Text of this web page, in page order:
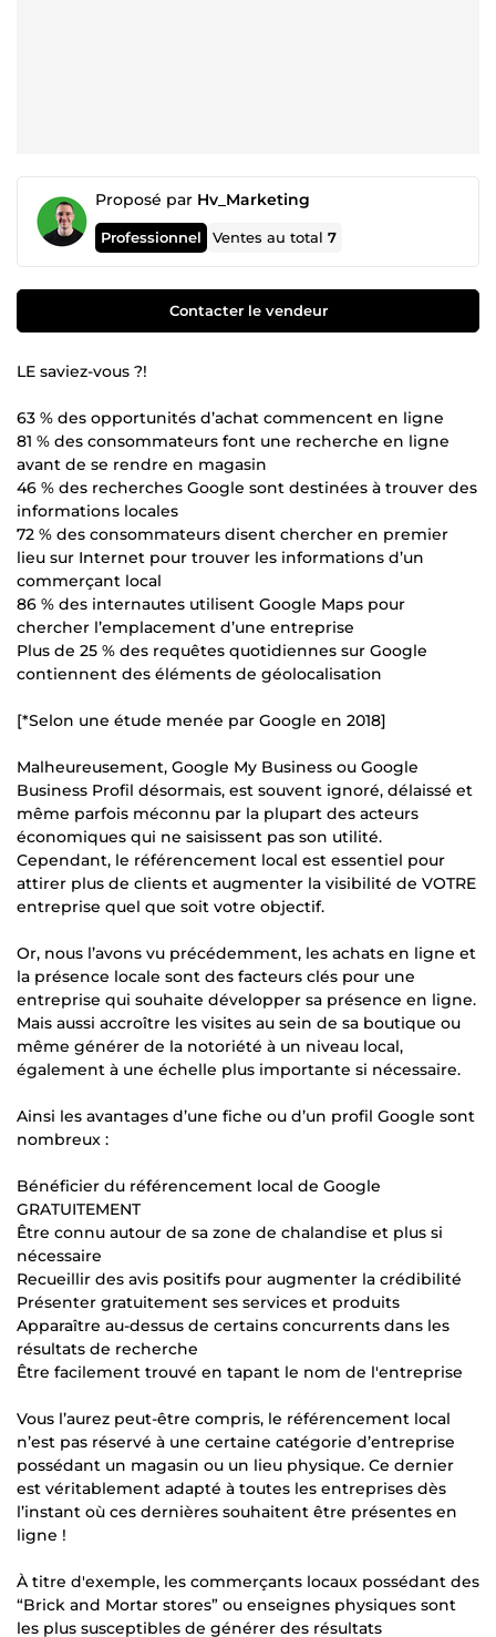
Proposé par Hv_Marketing
Professionnel Ventes au total7
Contacter le vendeur
LE saviez-vous ?!
63 % des opportunités d’achat commencent en ligne
81 % des consommateurs font une recherche en ligne
avant de se rendre en magasin
46 % des recherches Google sont destinées à trouver des
informations locales
72 % des consommateurs disent chercher en premier
lieu sur Internet pour trouver les informations d’un
commerçant local
86 % des internautes utilisent Google Maps pour
chercher l’emplacement d’une entreprise
Plus de 25 % des requêtes quotidiennes sur Google
contiennent des éléments de géolocalisation
[*Selon une étude menée par Google en 2018]
Malheureusement, Google My Business ou Google
Business Profil désormais, est souvent ignoré, délaissé et
même parfois méconnu par la plupart des acteurs
économiques qui ne saisissent pas son utilité.
Cependant, le référencement local est essentiel pour
attirer plus de clients et augmenter la visibilité de VOTRE
entreprise quel que soit votre objectif.
Or, nous l’avons vu précédemment, les achats en ligne et
la présence locale sont des facteurs clés pour une
entreprise qui souhaite développer sa présence en ligne.
Mais aussi accroître les visites au sein de sa boutique ou
même générer de la notoriété à un niveau local,
également à une échelle plus importante si nécessaire.
Ainsi les avantages d’une fiche ou d’un profil Google sont
nombreux :
Bénéficier du référencement local de Google
GRATUITEMENT
Être connu autour de sa zone de chalandise et plus si
nécessaire
Recueillir des avis positifs pour augmenter la crédibilité
Présenter gratuitement ses services et produits
Apparaître au-dessus de certains concurrents dans les
résultats de recherche
Être facilement trouvé en tapant le nom de l'entreprise
Vous l’aurez peut-être compris, le référencement local
n’est pas réservé à une certaine catégorie d’entreprise
possédant un magasin ou un lieu physique. Ce dernier
est véritablement adapté à toutes les entreprises dès
l’instant où ces dernières souhaitent être présentes en
ligne !
À titre d'exemple, les commerçants locaux possédant des
“Brick and Mortar stores” ou enseignes physiques sont
les plus susceptibles de générer des résultats